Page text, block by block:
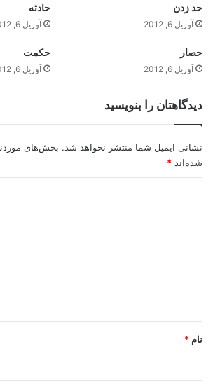
حد زدن
آوریل 6, 2012
حادثه
آوریل 6, 2012
حصار
آوریل 6, 2012
حکمت
آوریل 6, 2012
دیدگاهتان را بنویسید
نشانی ایمیل شما منتشر نخواهد شد. بخش‌های
شده‌اند *
نام *